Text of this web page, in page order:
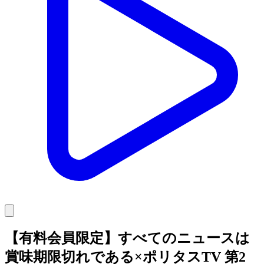
【有料会員限定】すべてのニュースは
賞味期限切れである×ポリタスTV 第2